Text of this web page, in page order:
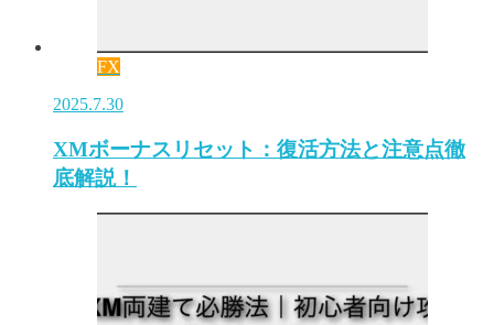
FX
2025.7.30
XMボーナスリセット：復活方法と注意点徹
底解説！